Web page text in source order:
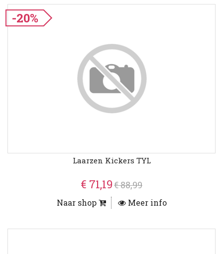
-20%
Laarzen Kickers TYL
€ 71,19€ 88,99
Naar shop Meer info